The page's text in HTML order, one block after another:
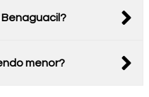
Benaguacil?
menor?